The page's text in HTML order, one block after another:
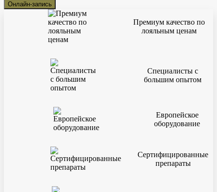
Онлайн-запись
Премиум качество по
лояльным ценам
Специалисты с
большим опытом
Европейское
оборудование
Сертифицированные
препараты